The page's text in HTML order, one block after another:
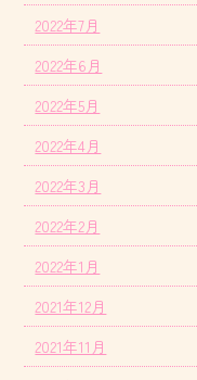
2022年7月
2022年6月
2022年5月
2022年4月
2022年3月
2022年2月
2022年1月
2021年12月
2021年11月